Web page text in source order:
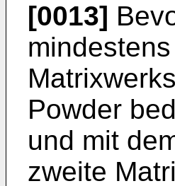
[0013]
Powder
und mit
zweite